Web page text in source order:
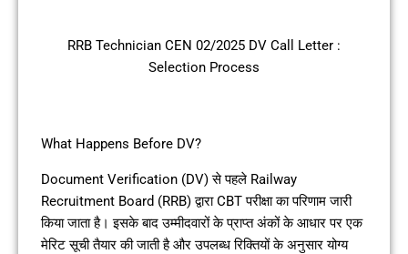
RRB Technician CEN 02/2025 DV Call Letter :
Selection Process
What Happens Before DV?
Document Verification (DV) से पहले Railway
Recruitment Board (RRB) द्वारा CBT परीक्षा का परिणाम जारी
किया जाता है। इसके बाद उम्मीदवारों के प्राप्त अंकों के आधार पर एक
मेरिट सूची तैयार की जाती है और उपलब्ध रिक्तियों के अनुसार योग्य